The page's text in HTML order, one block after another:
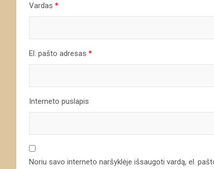
Vardas *
El. pašto adresas *
Interneto puslapis
Noriu savo interneto naršyklėje išsaugoti vardą, el.